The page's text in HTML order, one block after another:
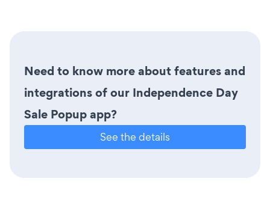
Need to know more about features and
integrations of our Independence Day
Sale Popup app?
See the details